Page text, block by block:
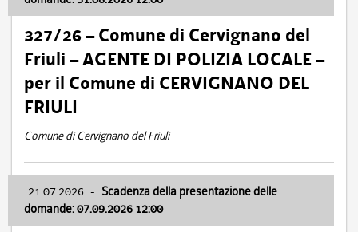
327/26 – Comune di Cervignano del
Friuli – AGENTE DI POLIZIA LOCALE –
per il Comune di CERVIGNANO DEL
FRIULI
Comune di Cervignano del Friuli
21.07.2026 - Scadenza della presentazione delle
domande: 07.09.2026 12:00